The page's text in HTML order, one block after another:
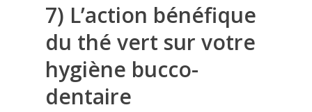
7) L’action bénéfique
du thé vert sur votre
hygiène bucco-
dentaire